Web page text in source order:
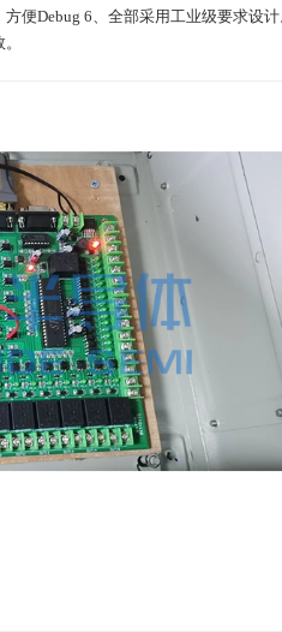
便Debug 6、全部采用工业级要求设